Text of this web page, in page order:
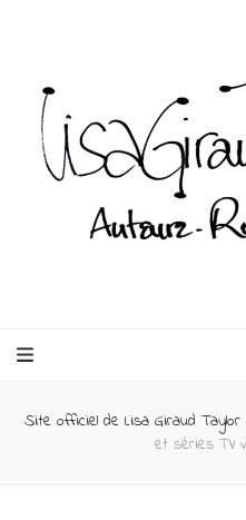
Site officiel de Lisa Giraud Taylor
et séries TV